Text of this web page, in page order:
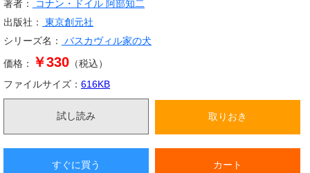
著者： コナン・ドイル 阿部知二
出版社：
東京創元社
シリーズ名：
バスカヴィル家の犬
価格： ￥330 （税込）
ファイルサイズ： 616KB
試し読み 取りおき
すぐに買う カート